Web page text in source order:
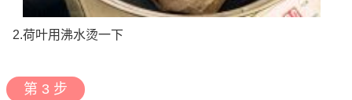
2.荷叶用沸水烫一下
第 3 步